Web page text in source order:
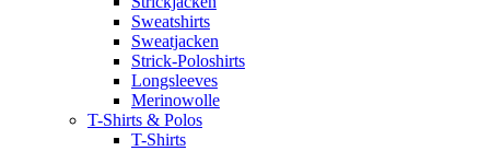
Sweatshirts
Sweatjacken
Strick-Poloshirts
Longsleeves
Merinowolle
T-Shirts & Polos
T-Shirts